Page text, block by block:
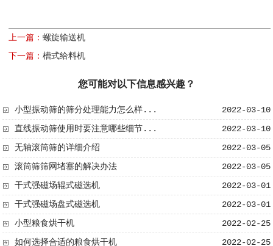
上一篇：螺旋输送机
下一篇：槽式给料机
您可能对以下信息感兴趣？
2022-03-10
小型振动筛的筛分处理能力怎么样...
2022-03-10
直线振动筛使用时要注意哪些细节...
2022-03-05
无轴滚筒筛​的详细介绍
2022-03-05
滚筒筛筛网堵塞的解决办法
2022-03-01
干式强磁场辊式磁选机
2022-03-01
干式强磁场盘式磁选机
2022-02-25
小型粮食烘干机
2022-02-25
如何选择合适的粮食烘干机